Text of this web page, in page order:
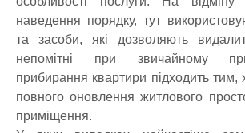
наведення порядку, тут
та засоби, які дозволяють
непомітні при звичайному
прибирання квартири підходить тим,
повного оновлення житлового
приміщення.